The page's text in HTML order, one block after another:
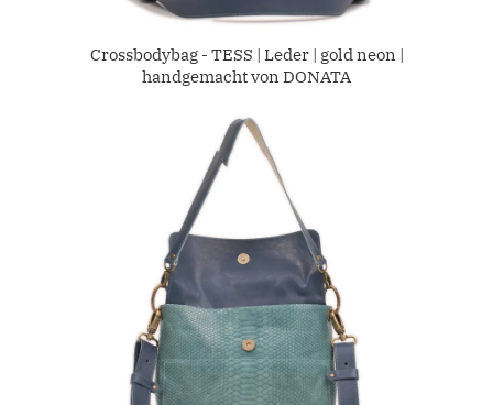
Crossbodybag - TESS | Leder | gold neon |
handgemacht von DONATA